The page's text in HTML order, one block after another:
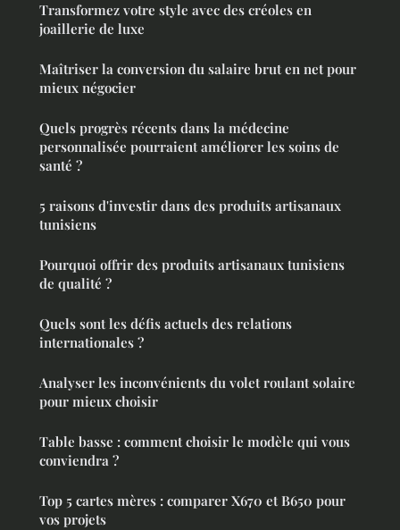
Transformez votre style avec des créoles en
joaillerie de luxe
Maîtriser la conversion du salaire brut en net pour
mieux négocier
Quels progrès récents dans la médecine
personnalisée pourraient améliorer les soins de
santé ?
5 raisons d'investir dans des produits artisanaux
tunisiens
Pourquoi offrir des produits artisanaux tunisiens
de qualité ?
Quels sont les défis actuels des relations
internationales ?
Analyser les inconvénients du volet roulant solaire
pour mieux choisir
Table basse : comment choisir le modèle qui vous
conviendra ?
Top 5 cartes mères : comparer X670 et B650 pour
vos projets